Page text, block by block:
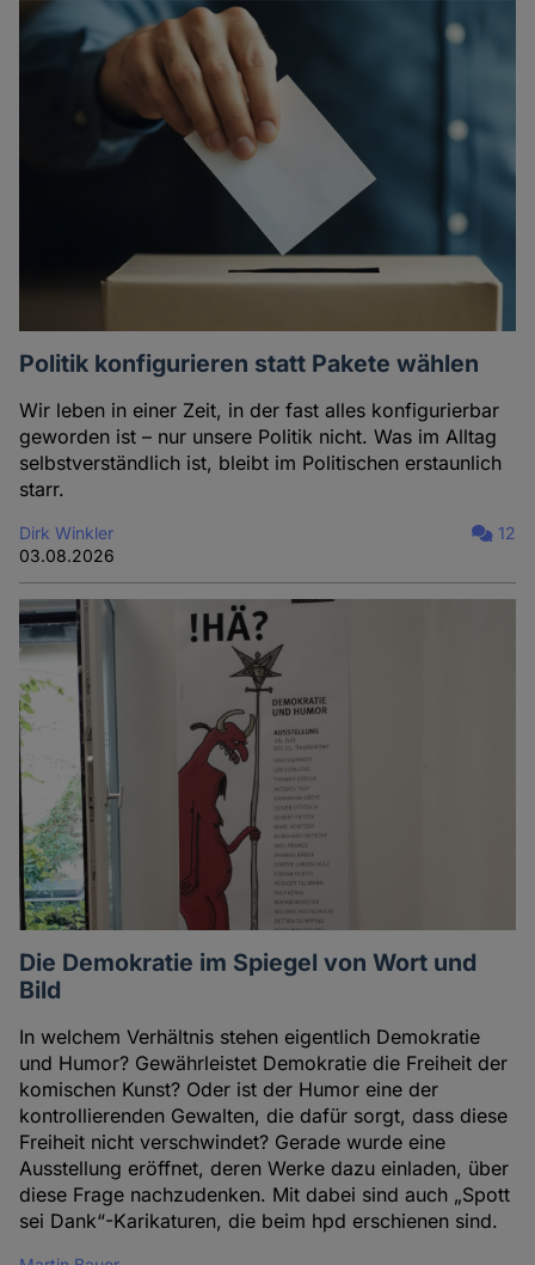
Politik konfigurieren statt Pakete wählen
Wir leben in einer Zeit, in der fast alles konfigurierbar
geworden ist – nur unsere Politik nicht. Was im Alltag
selbstverständlich ist, bleibt im Politischen erstaunlich
starr.
Dirk Winkler
03.08.2026
12
Die Demokratie im Spiegel von Wort und
Bild
In welchem Verhältnis stehen eigentlich Demokratie
und Humor? Gewährleistet Demokratie die Freiheit der
komischen Kunst? Oder ist der Humor eine der
kontrollierenden Gewalten, die dafür sorgt, dass diese
Freiheit nicht verschwindet? Gerade wurde eine
Ausstellung eröffnet, deren Werke dazu einladen, über
diese Frage nachzudenken. Mit dabei sind auch „Spott
sei Dank“-Karikaturen, die beim hpd erschienen sind.